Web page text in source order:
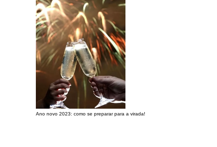
Ano novo 2023: como se preparar para a virada!